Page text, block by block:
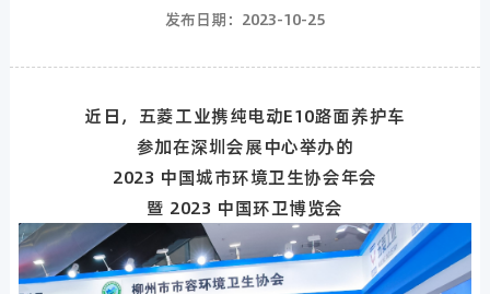
发布日期：2023-10-25
近日，五菱工业携纯电动E10路面养护车
参加在深圳会展中心举办的
2023 中国城市环境卫生协会年会
暨 2023 中国环卫博览会